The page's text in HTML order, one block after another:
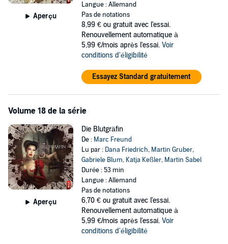
Aperçu
Langue : Allemand
Pas de notations
8,99 € ou gratuit avec l'essai.
Renouvellement automatique à
5,99 €/mois après l'essai. Voir
conditions d'éligibilité
Essayez Standard gratuitement
Volume 18 de la série
Aperçu
Die Blutgräfin
De : Marc Freund
Lu par : Dana Friedrich, Martin Gruber,
Gabriele Blum, Katja Keßler, Martin Sabel
Durée : 53 min
Langue : Allemand
Pas de notations
6,70 € ou gratuit avec l'essai.
Renouvellement automatique à
5,99 €/mois après l'essai. Voir
conditions d'éligibilité